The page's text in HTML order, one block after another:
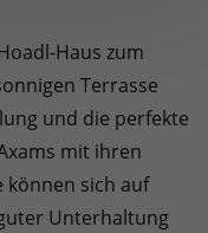
Haus zum
Terrasse
und die perfekte
mit ihren
können sich auf
Unterhaltung